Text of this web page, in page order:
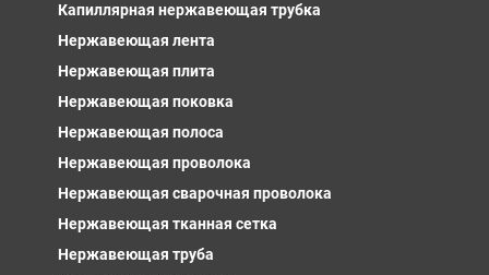
Капиллярная нержавеющая трубка
Нержавеющая лента
Нержавеющая плита
Нержавеющая поковка
Нержавеющая полоса
Нержавеющая проволока
Нержавеющая сварочная проволока
Нержавеющая тканная сетка
Нержавеющая труба